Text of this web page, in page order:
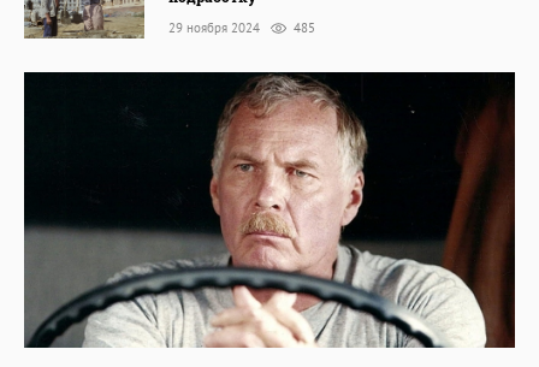
29 ноября 2024 485